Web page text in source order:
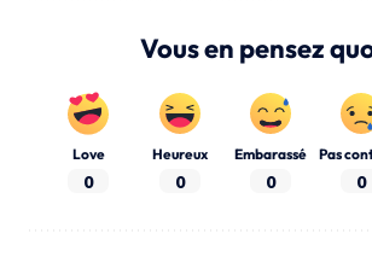
Vous en pensez
Love
0
Heureux
0
Embarassé
0
Pas
0